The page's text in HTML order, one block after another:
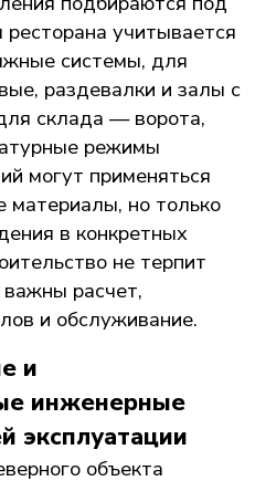
учитывается
системы, для
раздевалки и залы с
склада — ворота,
режимы
могут применяться
материалы, но только
в конкретных
не терпит
важны расчет,
и обслуживание.
и
инженерные
эксплуатации
объекта